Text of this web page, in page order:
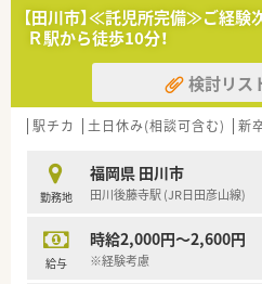
<こんな病院です>>
■300床を超える救急告示病院
■がん治療にも特化しており、
ど幅広く対応しています。
■最寄駅から徒歩10分ほどと
も可能でございます。
【田川市】≪託児所完備≫ご経
Ｒ駅から徒歩10分！
検討リス
駅チカ 土日休み(相談可含む) 新
勤務地
福岡県 田川市
田川後藤寺駅 (JR日田彦山線)
給与
時給2,000円～2,600円
※経験考慮